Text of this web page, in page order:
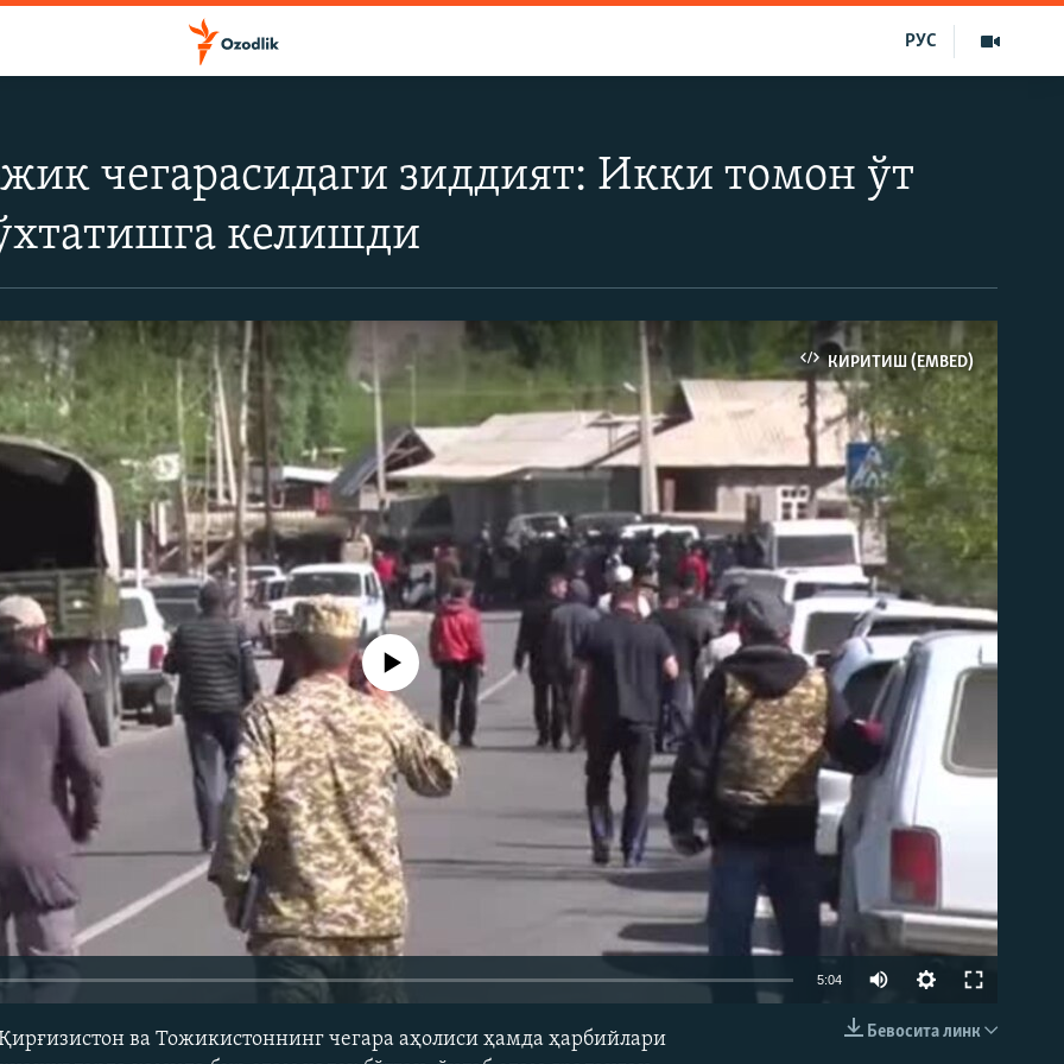
РУС
чегарасидаги зиддият: Икки томон ўт
келишди
КИРИТИШ (EMBED)
Айни дамда медиа-манба мавжуд эмас
5:04
Бевосита линк
ва Тожикистоннинг чегара аҳолиси ҳамда ҳарбийлари